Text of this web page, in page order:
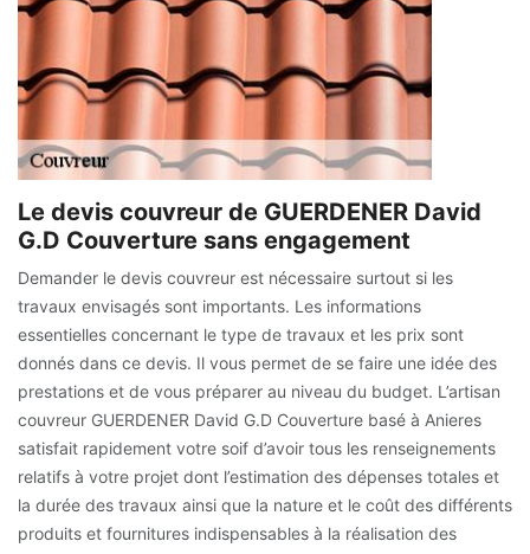
Le devis couvreur de GUERDENER David
G.D Couverture sans engagement
Demander le devis couvreur est nécessaire surtout si les
travaux envisagés sont importants. Les informations
essentielles concernant le type de travaux et les prix sont
donnés dans ce devis. Il vous permet de se faire une idée des
prestations et de vous préparer au niveau du budget. L’artisan
couvreur GUERDENER David G.D Couverture basé à Anieres
satisfait rapidement votre soif d’avoir tous les renseignements
relatifs à votre projet dont l’estimation des dépenses totales et
la durée des travaux ainsi que la nature et le coût des différents
produits et fournitures indispensables à la réalisation des